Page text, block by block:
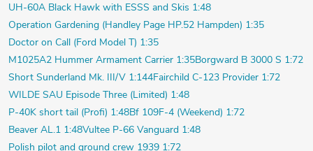
UH-60A Black Hawk with ESSS and Skis 1:48
Operation Gardening (Handley Page HP.52 Hampden) 1:35
Doctor on Call (Ford Model T) 1:35
M1025A2 Hummer Armament Carrier 1:35Borgward B 3000 S 1:72
Short Sunderland Mk. III/V 1:144Fairchild C-123 Provider 1:72
WILDE SAU Episode Three (Limited) 1:48
P-40K short tail (Profi) 1:48Bf 109F-4 (Weekend) 1:72
Beaver AL.1 1:48Vultee P-66 Vanguard 1:48
Polish pilot and ground crew 1939 1:72